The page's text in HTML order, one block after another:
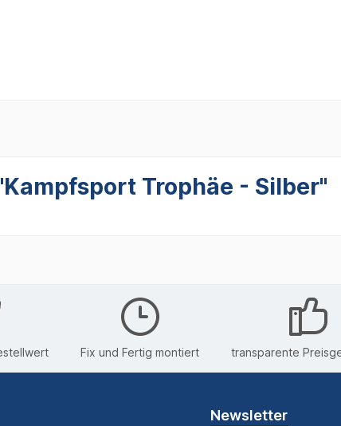
Trophäe - Silber"
Fix und Fertig montiert transparente
Newsletter